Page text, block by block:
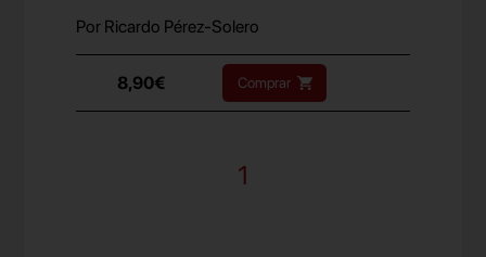
Por Ricardo Pérez-Solero
8,90€ Comprar
1